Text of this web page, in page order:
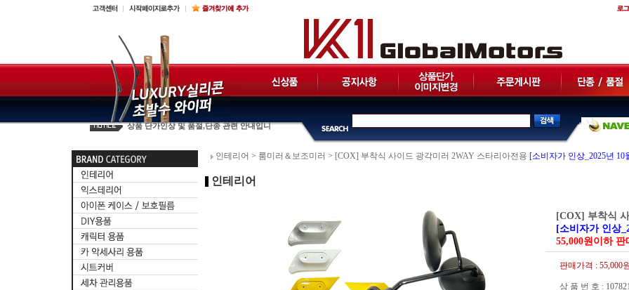
2017년 훠링 단가표
☆필독☆판매중지안내
카렉스 제품판매신청서
인테리어 > 룸미러＆보조미러 > [COX] 부착식 사이드 광각미러 2WAY 스타리아전용 [소비자가 인상_2025년 10
인테리어
[COX] 부착식
[소비자가 인상
55,000원이하
판매가격 : 55,000
상 품 번 호 :